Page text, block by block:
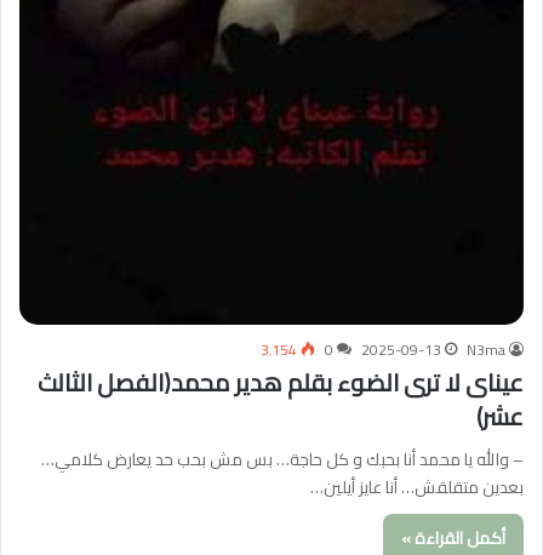
N3ma
2025-09-13
0 3٬154
عيناى لا ترى الضوء بقلم هدير محمد(الفصل الثالث
عشر)
– والله يا محمد أنا بحبك و كل حاجة… بس مش بحب حد يعارض كلامي…
بعدين متقلقش… أنا عايز أيلين…
أكمل القراءة »